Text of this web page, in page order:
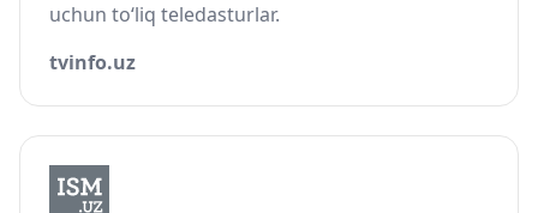
uchun to‘liq teledasturlar.
tvinfo.uz